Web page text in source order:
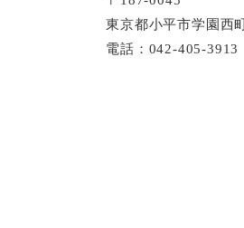
東京都小平市学園西
電話：042-405-3913